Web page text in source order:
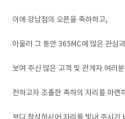
이에 강남점의 오픈을 축하하고,
아울러 그 동안 365MC에 많은 관심
보여 주신 많은 고객 및 관계자 여러
전하고자 조촐한 축하의 자리를 마련